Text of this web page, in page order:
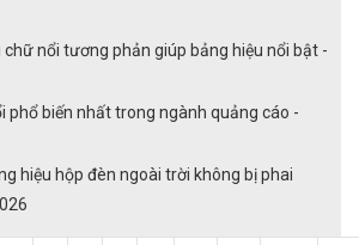
chữ nổi tương phản giúp bảng hiệu nổi bật -
phổ biến nhất trong ngành quảng cáo -
hiệu hộp đèn ngoài trời không bị phai